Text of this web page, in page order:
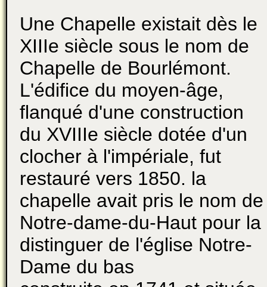
Une Chapelle existait dès le
XIIIe siècle sous le nom de
Chapelle de Bourlémont.
L'édifice du moyen-âge,
flanqué d'une construction
du XVIIIe siècle dotée d'un
clocher à l'impériale, fut
restauré vers 1850. la
chapelle avait pris le nom de
Notre-dame-du-Haut pour la
distinguer de l'église Notre-
Dame du bas